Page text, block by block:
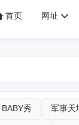
首页 网址
BABY秀 军事天